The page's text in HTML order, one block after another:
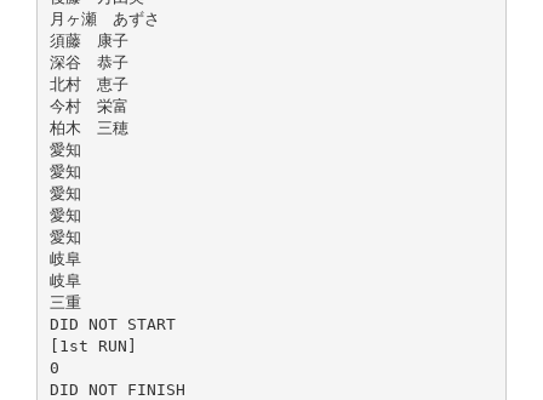
月ヶ瀬 あずさ
須藤 康子
深谷 恭子
北村 恵子
今村 栄富
柏木 三穂
愛知
愛知
愛知
愛知
愛知
岐阜
岐阜
三重
DID NOT START
[1st RUN]
0
DID NOT FINISH